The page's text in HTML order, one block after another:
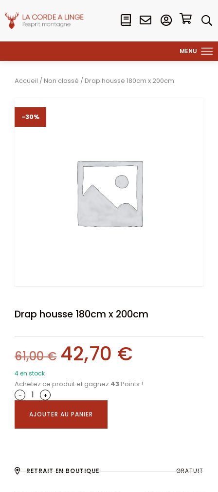
Accueil / Non classé / Drap housse 180cm x 200cm
-30%
-30%
Drap housse 180cm x 200cm
61,00€ 42,70 €
4 en stock
Achetez ce produit et gagnez 43 Points !
-
+
AJOUTER AU PANIER
RETRAIT EN BOUTIQUE GRATUIT